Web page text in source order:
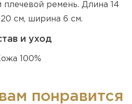
ремень. Длина 14
см, ширина 6 см.
и уход
100%
понравится